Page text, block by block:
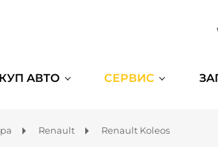
АВТО СЕРВИС
Renault Renault Koleos